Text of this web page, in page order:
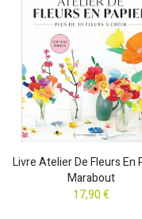
Livre Atelier De Fleurs En
Marabout
17,90 €